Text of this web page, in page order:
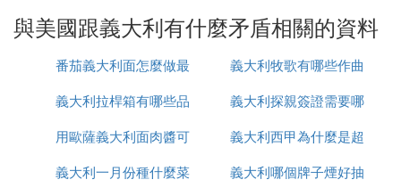
義大利越來越不待見歐盟。
❹ 巴黎和會美英之間、英法之間、美法之
英美：一戰後期，美國參戰，企圖同英、法等國爭奪
戰利品。 美國企圖攫取世界領導權。英國想保持海
上絕對優勢，維護殖民帝國，反對過分削弱德國。
法國：最大限度削弱德國，重建其在歐洲大陸德霸
與美國跟義大利有什麼矛盾相關的資料
番茄義大利面怎麼做最
簡單還好吃
義大利牧歌有哪些作曲
大家
義大利拉桿箱有哪些品
牌
義大利探親簽證需要哪
些
用歐薩義大利面肉醬可
做什麼
義大利西甲為什麼是超
級甲
義大利一月份種什麼菜
義大利哪個牌子煙好抽